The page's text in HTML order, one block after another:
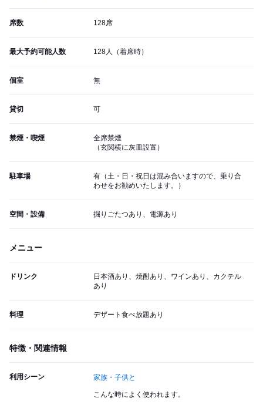
席数 128席
最大予約可能人数 128人（着席時）
個室 無
貸切 可
禁煙・喫煙
全席禁煙
（玄関横に灰皿設置）
駐車場
有（土・日・祝日は混み合いますので、乗り合
わせをお勧めいたします。）
空間・設備 掘りごたつあり、電源あり
メニュー
ドリンク
日本酒あり、焼酎あり、ワインあり、カクテル
あり
料理 デザート食べ放題あり
特徴・関連情報
利用シーン 家族・子供と
こんな時によく使われます。